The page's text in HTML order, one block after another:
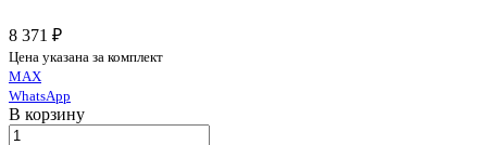
8 371 ₽
Цена указана за комплект
MAX
WhatsApp
В корзину